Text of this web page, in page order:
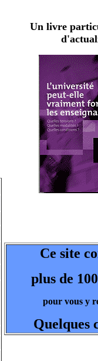
Un livre
Ce site
plus de
pour vous y
Quelques